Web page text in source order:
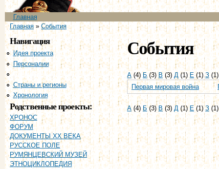
Главное меню
Главная
Вы здесь
Главная» События
Навигация
Идея проекта
Персоналии
События
Страны и регионы
Хронология
Родственные проекты:
ХРОНОС
ФОРУМ
ДОКУМЕНТЫ XX ВЕКА
РУССКОЕ ПОЛЕ
РУМЯНЦЕВСКИЙ МУЗЕЙ
ЭТНОЦИКЛОПЕДИЯ
События
А(4)Б(3)В(3) Д(1)Е(1)З
Первая мировая война
А(4)Б(3)В(3)Д (1)Е(1)З